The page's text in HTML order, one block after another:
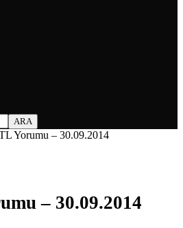
Yorumu – 30.09.2014
– 30.09.2014